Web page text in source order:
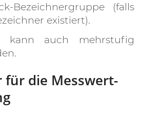
Bezeichnergruppe (falls
existiert).
kann auch mehrstufig
für die Messwert-